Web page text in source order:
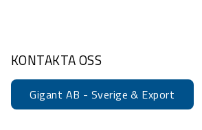
KONTAKTA OSS
Gigant AB - Sverige & Export